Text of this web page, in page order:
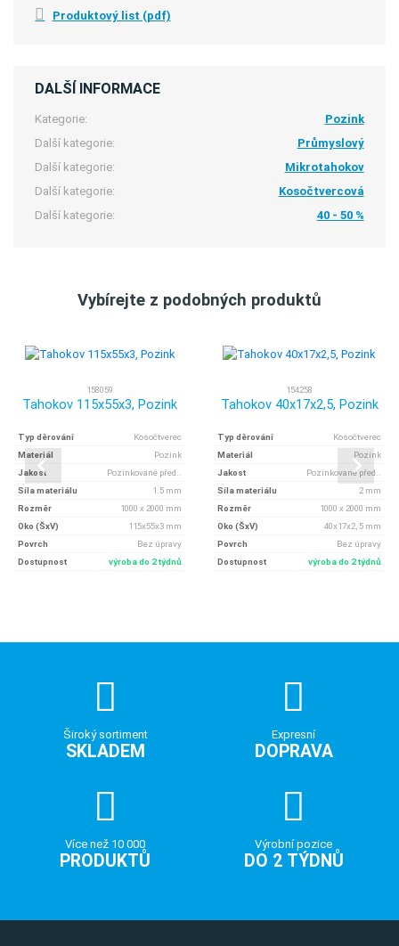
Produktový list (pdf)
DALŠÍ INFORMACE
Kategorie:
Pozink
Další kategorie:
Průmyslový
Další kategorie:
Mikrotahokov
Další kategorie:
Kosočtvercová
Další kategorie:
40 - 50 %
Vybírejte z podobných produktů
158059
Tahokov 115x55x3, Pozink
Typ děrování
Kosočtverec
Materiál
Pozink
Jakost
Pozinkované před..
Síla materiálu
1.5 mm
Rozměr
1000 x 2000 mm
Oko (ŠxV)
115x55x3 mm
Povrch
Bez úpravy
Dostupnost
výroba do 2 týdnů
154258
Tahokov 40x17x2,5, Pozink
Typ děrování
Kosočtverec
Materiál
Pozink
Jakost
Pozinkované před..
Síla materiálu
2 mm
Rozměr
1000 x 2000 mm
Oko (ŠxV)
40x17x2, 5 mm
Povrch
Bez úpravy
Dostupnost
výroba do 2 týdnů
Široký sortiment
SKLADEM
Expresní
DOPRAVA
Více než 10 000
PRODUKTŮ
Výrobní pozice
DO 2 TÝDNŮ